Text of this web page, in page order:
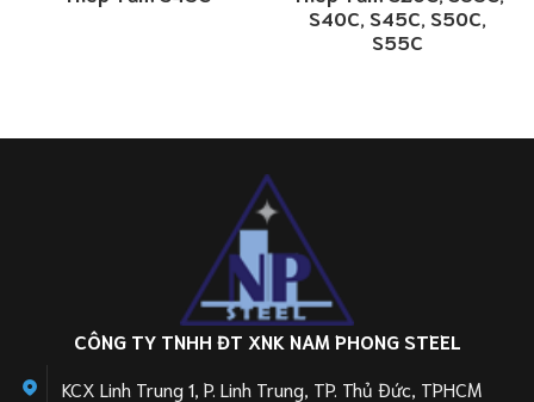
S40C, S45C, S50C,
S55C
CÔNG TY TNHH ĐT XNK NAM PHONG STEEL
KCX Linh Trung 1, P. Linh Trung, TP. Thủ Đức, TPHCM